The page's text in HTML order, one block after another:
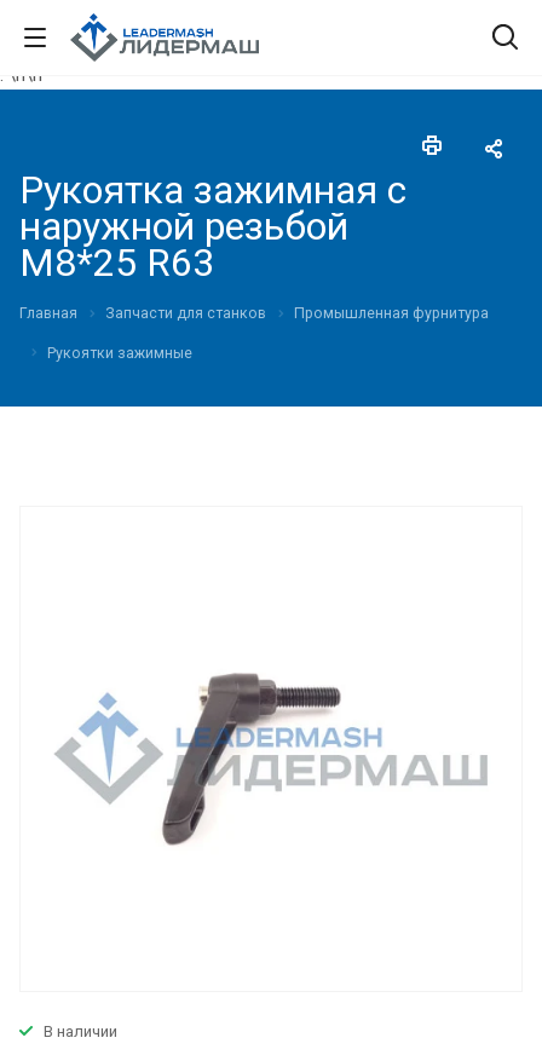
."\n \n"
Рукоятка зажимная с
наружной резьбой
M8*25 R63
Главная Запчасти для станков Промышленная фурнитура
Рукоятки зажимные
В наличии